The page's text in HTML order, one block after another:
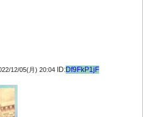
12/05(月) 20:04 ID:Df9FkP1jF